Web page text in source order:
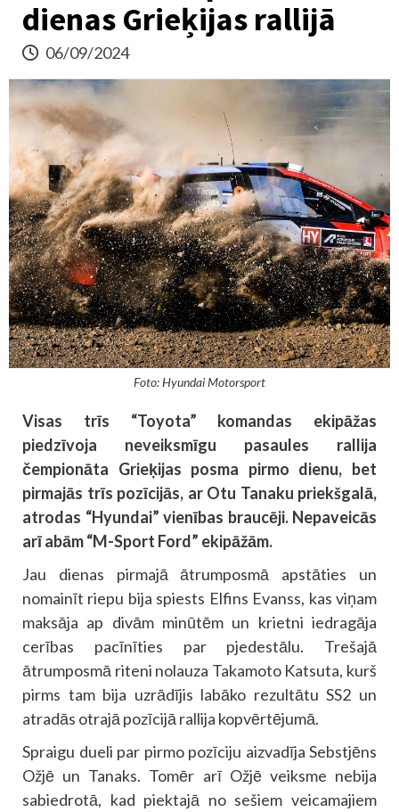
dienas Grieķijas rallijā
06/09/2024
Foto: Hyundai Motorsport
Visas trīs “Toyota” komandas ekipāžas
piedzīvoja neveiksmīgu pasaules rallija
čempionāta Grieķijas posma pirmo dienu, bet
pirmajās trīs pozīcijās, ar Otu Tanaku priekšgalā,
atrodas “Hyundai” vienības braucēji. Nepaveicās
arī abām “M-Sport Ford” ekipāžām.
Jau dienas pirmajā ātrumposmā apstāties un
nomainīt riepu bija spiests Elfins Evanss, kas viņam
maksāja ap divām minūtēm un krietni iedragāja
cerības pacīnīties par pjedestālu. Trešajā
ātrumposmā riteni nolauza Takamoto Katsuta, kurš
pirms tam bija uzrādījis labāko rezultātu SS2 un
atradās otrajā pozīcijā rallija kopvērtējumā.
Spraigu dueli par pirmo pozīciju aizvadīja Sebstjēns
Ožjē un Tanaks. Tomēr arī Ožjē veiksme nebija
sabiedrotā, kad piektajā no sešiem veicamajiem